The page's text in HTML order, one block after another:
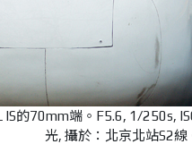
的70mm端。F5.6, 1/250s,
光, 攝於：北京北站S2線